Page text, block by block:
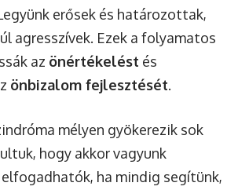
erősek és határozottak,
agresszívek. Ezek a folyamatos
az önértékelést és
önbizalom fejlesztését.
mélyen gyökerezik sok
hogy akkor vagyunk
ha mindig segítünk,